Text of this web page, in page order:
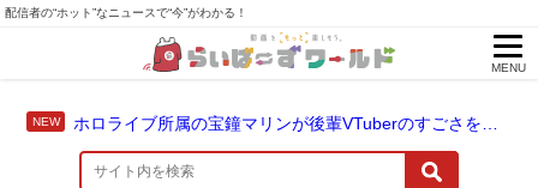
配信者の“ホット”なニュースで“今”がわかる！
MENU